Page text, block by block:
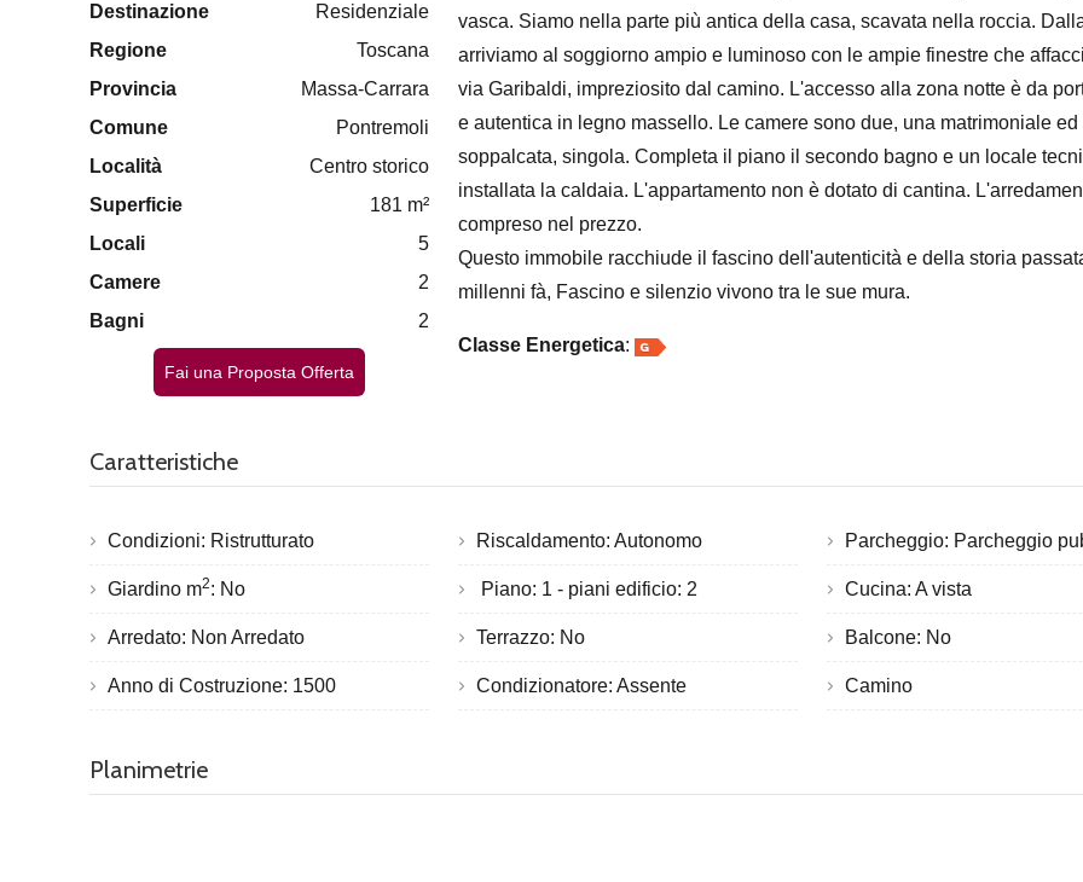
Destinazione
Residenziale
Regione
Toscana
Provincia
Massa-Carrara
Comune
Pontremoli
Località
Centro storico
Superficie
181 m²
Locali
5
Camere
2
Bagni
2
Fai una Proposta Offerta
vasca. Siamo nella parte più antica della casa, scavata nella roccia.
arriviamo al soggiorno ampio e luminoso con le ampie finestre che
via Garibaldi, impreziosito dal camino. L'accesso alla zona notte è da
e autentica in legno massello. Le camere sono due, una matrimoniale ed
soppalcata, singola. Completa il piano il secondo bagno e un locale
installata la caldaia. L'appartamento non è dotato di cantina.
compreso nel prezzo.
Questo immobile racchiude il fascino dell'autenticità e della storia
millenni fà, Fascino e silenzio vivono tra le sue mura.
Classe Energetica:
Caratteristiche
Condizioni: Ristrutturato Riscaldamento: Autonomo Parcheggio: Parcheggio
Giardino m2: No Piano: 1 - piani edificio: 2 Cucina: A vista
Arredato: Non Arredato Terrazzo: No Balcone: No
Anno di Costruzione: 1500 Condizionatore: Assente Camino
Planimetrie